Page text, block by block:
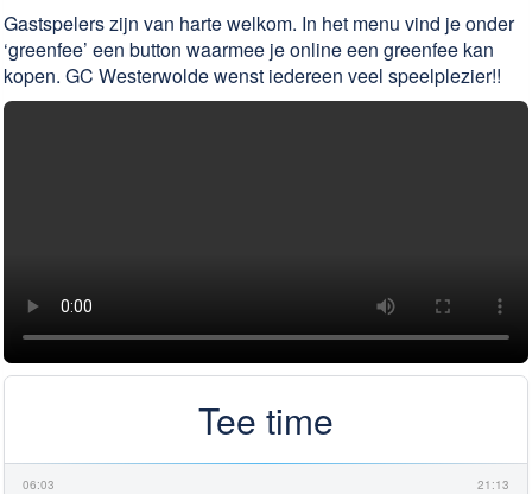
Gastspelers zijn van harte welkom. In het menu vind je onder
‘greenfee’ een button waarmee je online een greenfee kan
kopen. GC Westerwolde wenst iedereen veel speelplezier!!
Tee time
06:03 21:13